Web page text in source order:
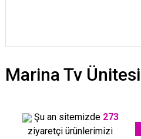
Marina Tv Ünitesi
Şu an sitemizde 273
ziyaretçi ürünlerimizi